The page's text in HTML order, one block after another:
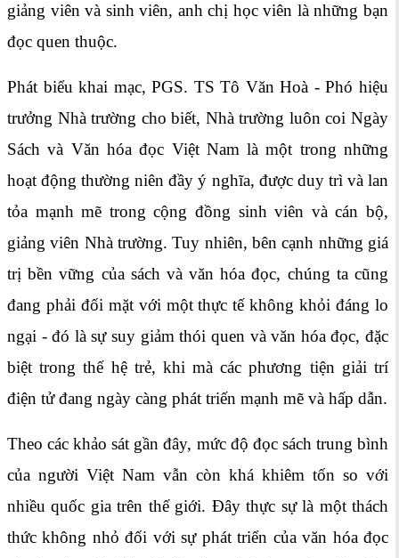
giảng viên và sinh viên, anh chị học viên là những bạn
đọc quen thuộc.
Phát biểu khai mạc, PGS. TS Tô Văn Hoà - Phó hiệu
trưởng Nhà trường cho biết, Nhà trường luôn coi Ngày
Sách và Văn hóa đọc Việt Nam là một trong những
hoạt động thường niên đầy ý nghĩa, được duy trì và lan
tỏa mạnh mẽ trong cộng đồng sinh viên và cán bộ,
giảng viên Nhà trường. Tuy nhiên, bên cạnh những giá
trị bền vững của sách và văn hóa đọc, chúng ta cũng
đang phải đối mặt với một thực tế không khỏi đáng lo
ngại - đó là sự suy giảm thói quen và văn hóa đọc, đặc
biệt trong thế hệ trẻ, khi mà các phương tiện giải trí
điện tử đang ngày càng phát triến mạnh mẽ và hấp dẫn.
Theo các khảo sát gần đây, mức độ đọc sách trung bình
của người Việt Nam vẫn còn khá khiêm tốn so với
nhiều quốc gia trên thế giới. Đây thực sự là một thách
thức không nhỏ đối với sự phát triển của văn hóa đọc